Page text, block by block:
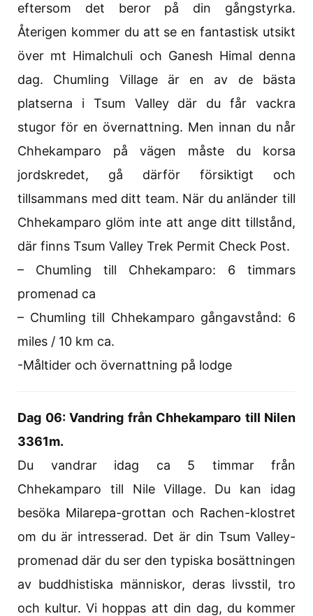
eftersom det beror på din gångstyrka.
Återigen kommer du att se en fantastisk utsikt
över mt Himalchuli och Ganesh Himal denna
dag. Chumling Village är en av de bästa
platserna i Tsum Valley där du får vackra
stugor för en övernattning. Men innan du når
Chhekamparo på vägen måste du korsa
jordskredet, gå därför försiktigt och
tillsammans med ditt team. När du anländer till
Chhekamparo glöm inte att ange ditt tillstånd,
där finns Tsum Valley Trek Permit Check Post.
– Chumling till Chhekamparo: 6 timmars
promenad ca
– Chumling till Chhekamparo gångavstånd: 6
miles / 10 km ca.
-Måltider och övernattning på lodge
Dag 06: Vandring från Chhekamparo till Nilen
3361m.
Du vandrar idag ca 5 timmar från
Chhekamparo till Nile Village. Du kan idag
besöka Milarepa-grottan och Rachen-klostret
om du är intresserad. Det är din Tsum Valley-
promenad där du ser den typiska bosättningen
av buddhistiska människor, deras livsstil, tro
och kultur. Vi hoppas att din dag, du kommer